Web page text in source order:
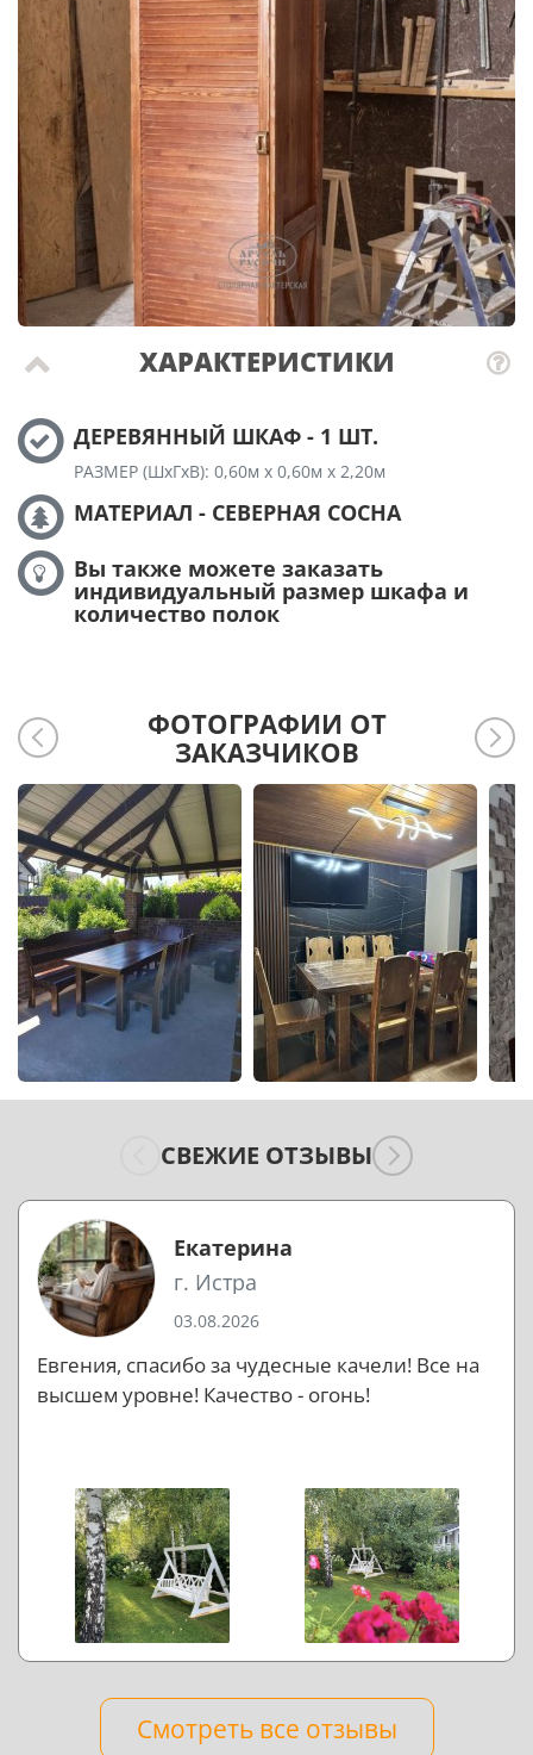
ХАРАКТЕРИСТИКИ
ДЕРЕВЯННЫЙ ШКАФ - 1 ШТ.
РАЗМЕР (ШхГхВ): 0,60м х 0,60м х 2,20м
МАТЕРИАЛ - СЕВЕРНАЯ СОСНА
Вы также можете заказать
индивидуальный размер шкафа и
количество полок
ФОТОГРАФИИ ОТ
ЗАКАЗЧИКОВ
СВЕЖИЕ ОТЗЫВЫ
Екатерина
г. Истра
03.08.2026
Евгения, спасибо за чудесные качели! Все на
высшем уровне! Качество - огонь!
Смотреть все отзывы